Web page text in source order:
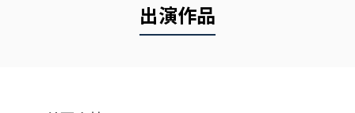
出演作品